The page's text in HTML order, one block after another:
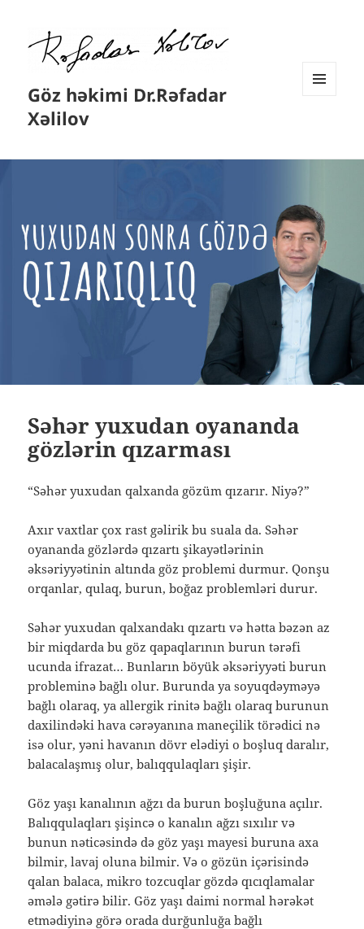
Göz həkimi Dr.Rəfadar
Xəlilov
Səhər yuxudan oyananda
gözlərin qızarması
“Səhər yuxudan qalxanda gözüm qızarır. Niyə?”
Axır vaxtlar çox rast gəlirik bu suala da. Səhər
oyananda gözlərdə qızartı şikayətlərinin
əksəriyyətinin altında göz problemi durmur. Qonşu
orqanlar, qulaq, burun, boğaz problemləri durur.
Səhər yuxudan qalxandakı qızartı və hətta bəzən az
bir miqdarda bu göz qapaqlarının burun tərəfi
ucunda ifrazat… Bunların böyük əksəriyyəti burun
probleminə bağlı olur. Burunda ya soyuqdəyməyə
bağlı olaraq, ya allergik rinitə bağlı olaraq burunun
daxilindəki hava cərəyanına maneçilik törədici nə
isə olur, yəni havanın dövr elədiyi o boşluq daralır,
balacalaşmış olur, balıqqulaqları şişir.
Göz yaşı kanalının ağzı da burun boşluğuna açılır.
Balıqqulaqları şişincə o kanalın ağzı sıxılır və
bunun nəticəsində də göz yaşı mayesi buruna axa
bilmir, lavaj oluna bilmir. Və o gözün içərisində
qalan balaca, mikro tozcuqlar gözdə qıcıqlamalar
əmələ gətirə bilir. Göz yaşı daimi normal hərəkət
etmədiyinə görə orada durğunluğa bağlı